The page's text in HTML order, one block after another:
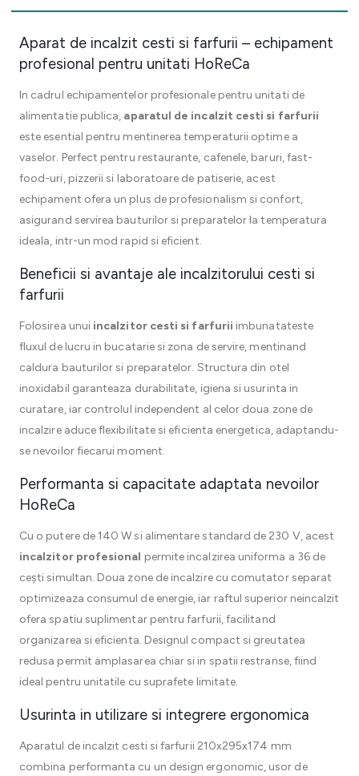
Aparat de incalzit cesti si farfurii – echipament
profesional pentru unitati HoReCa
In cadrul echipamentelor profesionale pentru unitati de
alimentatie publica, aparatul de incalzit cesti si farfurii
este esential pentru mentinerea temperaturii optime a
vaselor. Perfect pentru restaurante, cafenele, baruri, fast-
food-uri, pizzerii si laboratoare de patiserie, acest
echipament ofera un plus de profesionalism si confort,
asigurand servirea bauturilor si preparatelor la temperatura
ideala, intr-un mod rapid si eficient.
Beneficii si avantaje ale incalzitorului cesti si
farfurii
Folosirea unui incalzitor cesti si farfurii imbunatateste
fluxul de lucru in bucatarie si zona de servire, mentinand
caldura bauturilor si preparatelor. Structura din otel
inoxidabil garanteaza durabilitate, igiena si usurinta in
curatare, iar controlul independent al celor doua zone de
incalzire aduce flexibilitate si eficienta energetica, adaptandu-
se nevoilor fiecarui moment.
Performanta si capacitate adaptata nevoilor
HoReCa
Cu o putere de 140 W si alimentare standard de 230 V, acest
incalzitor profesional permite incalzirea uniforma a 36 de
cești simultan. Doua zone de incalzire cu comutator separat
optimizeaza consumul de energie, iar raftul superior neincalzit
ofera spatiu suplimentar pentru farfurii, facilitand
organizarea si eficienta. Designul compact si greutatea
redusa permit amplasarea chiar si in spatii restranse, fiind
ideal pentru unitatile cu suprafete limitate.
Usurinta in utilizare si integrere ergonomica
Aparatul de incalzit cesti si farfurii 210x295x174 mm
combina performanta cu un design ergonomic, usor de